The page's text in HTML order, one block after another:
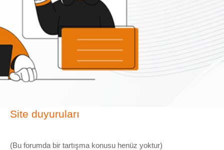
Site duyuruları
(Bu forumda bir tartışma konusu henüz yoktur)